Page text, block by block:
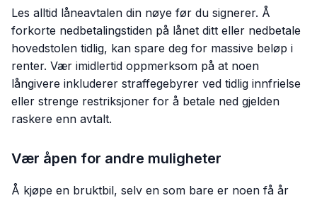
Les alltid låneavtalen din nøye før du signerer. Å
forkorte nedbetalingstiden på lånet ditt eller nedbetale
hovedstolen tidlig, kan spare deg for massive beløp i
renter. Vær imidlertid oppmerksom på at noen
långivere inkluderer straffegebyrer ved tidlig innfrielse
eller strenge restriksjoner for å betale ned gjelden
raskere enn avtalt.
Vær åpen for andre muligheter
Å kjøpe en bruktbil, selv en som bare er noen få år